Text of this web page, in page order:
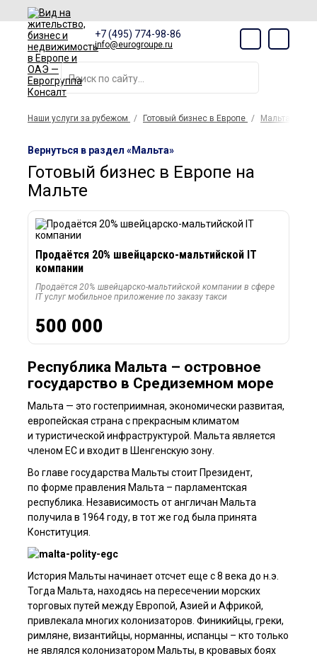
+7 (495) 774-98-86
info@eurogroupe.ru
Наши услуги за рубежом Готовый бизнес в Европе Мальта
Вернуться в раздел «Мальта»
Готовый бизнес в Европе на
Мальте
Продаётся 20% швейцарско-мальтийской IT
компании
Продаётся 20% швейцарско-мальтийской компании в сфере
IT услуг мобильное приложение по заказу такси
500 000
Республика Мальта – островное
государство в Средиземном море
Мальта — это гостеприимная, экономически развитая,
европейская страна с прекрасным климатом
и туристической инфраструктурой. Мальта является
членом ЕС и входит в Шенгенскую зону.
Во главе государства Мальты стоит Президент,
по форме правления Мальта – парламентская
республика. Независимость от англичан Мальта
получила в 1964 году, в тот же год была принята
Конституция.
История Мальты начинает отсчет еще с 8 века до н.э.
Тогда Мальта, находясь на пересечении морских
торговых путей между Европой, Азией и Африкой,
привлекала многих колонизаторов. Финикийцы, греки,
римляне, византийцы, норманны, испанцы – кто только
не являлся колонизатором Мальты, в кровавых боях